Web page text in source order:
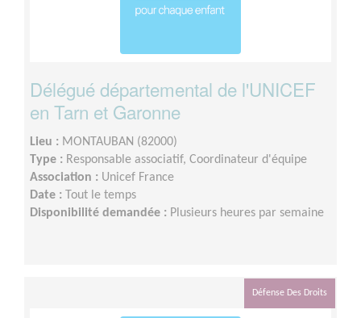
Délégué départemental de l'UNICEF
en Tarn et Garonne
Lieu : MONTAUBAN (82000)
Type : Responsable associatif, Coordinateur d'équipe
Association : Unicef France
Date :
Tout le temps
Disponibilité demandée : Plusieurs heures par semaine
Défense Des Droits